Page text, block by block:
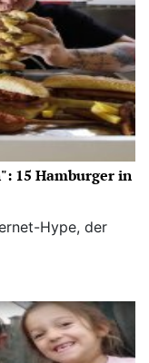
15 Hamburger in
Hype, der